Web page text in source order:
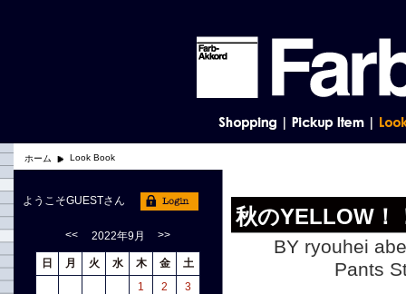
ホーム Look Book
秋のYELLOW！
BY ryouhei
Pants
ようこそGUESTさん
<< 2022年9月 >>
日 月 火 水 木 金
土
1
2
3